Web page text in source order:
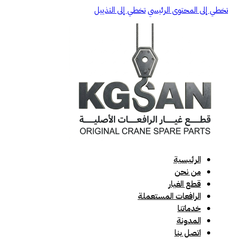
تخطي إلى المحتوى الرئيسيتخطي إلى التذييل
الرئيسية
من نحن
قطع الغيار
الرافعات المستعملة
خدماتنا
المدونة
اتصل بنا